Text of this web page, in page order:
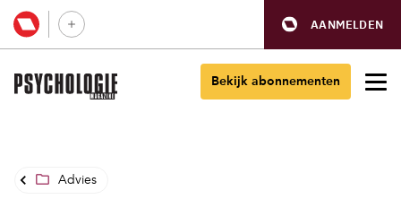
AANMELDEN
Bekijk abonnementen
Advies